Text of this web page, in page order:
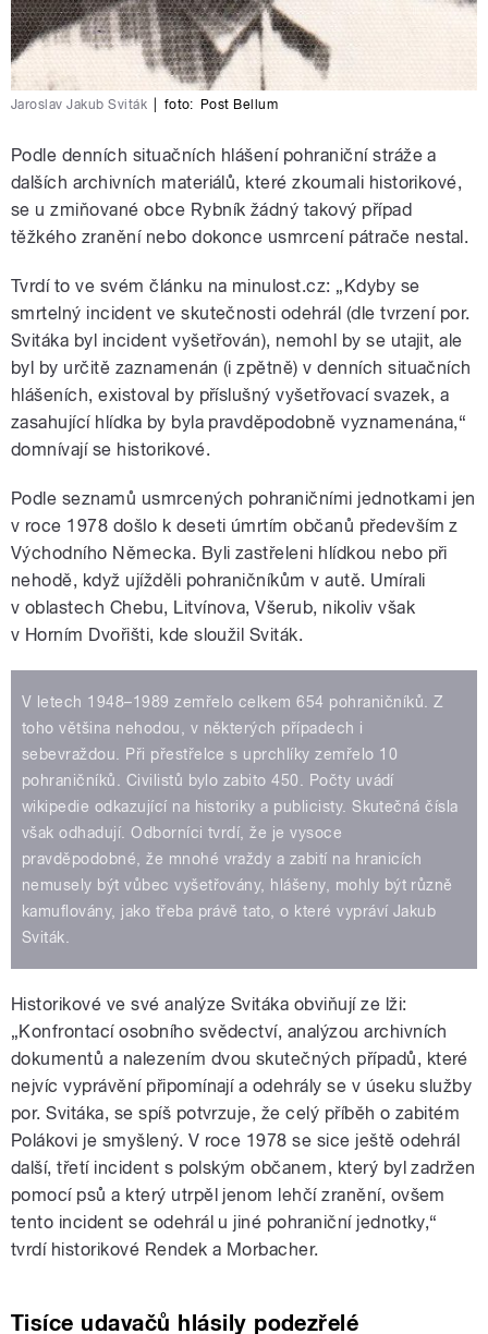
Jaroslav Jakub Sviták foto: Post Bellum
Podle denních situačních hlášení pohraniční stráže a
dalších archivních materiálů, které zkoumali historikové,
se u zmiňované obce Rybník žádný takový případ
těžkého zranění nebo dokonce usmrcení pátrače nestal.
Tvrdí to ve svém článku na minulost.cz: „Kdyby se
smrtelný incident ve skutečnosti odehrál (dle tvrzení por.
Svitáka byl incident vyšetřován), nemohl by se utajit, ale
byl by určitě zaznamenán (i zpětně) v denních situačních
hlášeních, existoval by příslušný vyšetřovací svazek, a
zasahující hlídka by byla pravděpodobně vyznamenána,​“
domnívají se historikové.
Podle seznamů usmrcených pohraničními jednotkami jen
v roce 1978 došlo k deseti úmrtím občanů především z
Východního Německa. Byli zastřeleni hlídkou nebo při
nehodě, když ujížděli pohraničníkům v autě. Umírali
v oblastech Chebu, Litvínova, Všerub, nikoliv však
v Horním Dvořišti, kde sloužil Sviták.
V letech 1948–1989 zemřelo celkem 654 pohraničníků. Z
toho většina nehodou, v některých případech i
sebevraždou. Při přestřelce s uprchlíky zemřelo 10
pohraničníků. Civilistů bylo zabito 450. Počty uvádí
wikipedie odkazující na historiky a publicisty. Skutečná čísla
však odhadují. Odborníci tvrdí, že je vysoce
pravděpodobné, že mnohé vraždy a zabití na hranicích
nemusely být vůbec vyšetřovány, hlášeny, mohly být různě
kamuflovány, jako třeba právě tato, o které vypráví Jakub
Sviták.
Historikové ve své analýze Svitáka obviňují ze lži:
„Konfrontací osobního svědectví, analýzou archivních
dokumentů a nalezením dvou skutečných případů, které
nejvíc vyprávění připomínají a odehrály se v úseku služby
por. Svitáka, se spíš potvrzuje, že celý příběh o zabitém
Polákovi je smyšlený. V roce 1978 se sice ještě odehrál
další, třetí incident s polským občanem, který byl zadržen
pomocí psů a který utrpěl jenom lehčí zranění, ovšem
tento incident se odehrál u jiné pohraniční jednotky,“
tvrdí historikové Rendek a Morbacher.
Tisíce udavačů hlásily podezřelé